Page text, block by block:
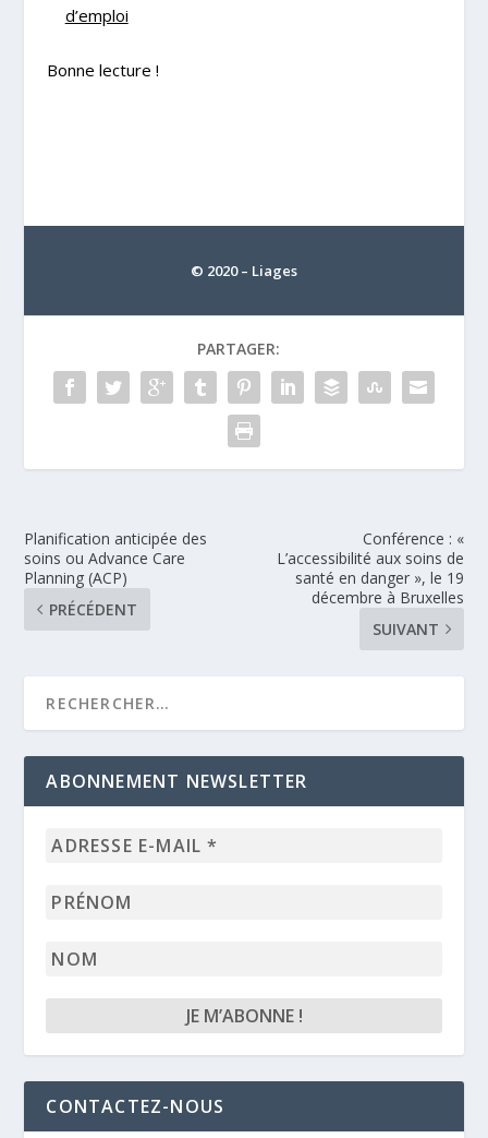
d’emploi
Bonne lecture !
© 2020 – Liages
PARTAGER:
Planification anticipée des
soins ou Advance Care
Planning (ACP)
PRÉCÉDENT
Conférence : «
L’accessibilité aux soins de
santé en danger », le 19
décembre à Bruxelles
SUIVANT
ABONNEMENT NEWSLETTER
Adresse
*
Prénom
Nom
CONTACTEZ-NOUS